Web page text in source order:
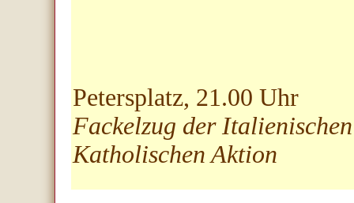
Petersplatz, 21.00 Uhr
Fackelzug der Italienischen
Katholischen Aktion